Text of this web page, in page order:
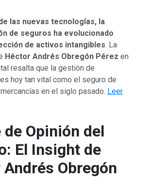
las nuevas tecnologías, la
de seguros ha evolucionado
de activos intangibles. La
Héctor Andrés Obregón Pérez en
resalta que la gestión de
hoy tan vital como el seguro de
en el siglo pasado. Leer
de Opinión del
El Insight de
Obregón